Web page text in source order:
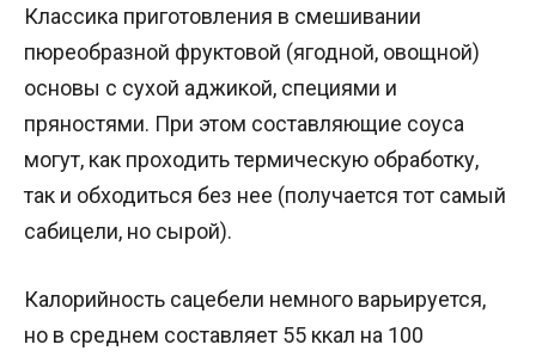
Классика приготовления в смешивании
пюреобразной фруктовой (ягодной, овощной)
основы с сухой аджикой, специями и
пряностями. При этом составляющие соуса
могут, как проходить термическую обработку,
так и обходиться без нее (получается тот самый
сабицели, но сырой).
Калорийность сацебели немного варьируется,
но в среднем составляет 55 ккал на 100